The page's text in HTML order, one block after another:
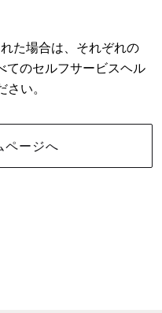
た場合は、それぞれの
てのセルフサービスヘル
い。
ページへ